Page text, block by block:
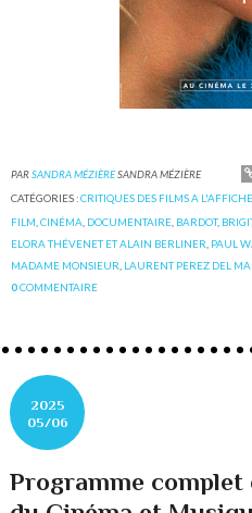
PARSANDRA MÉZIÈRESANDRA MÉZIÈRE
CATÉGORIES :CRITIQUES DES FILMS A
FILM ,CINÉMA DOCUMENTAIRE BARDOT,
ELORA THÉVENET ET ALAIN BERLINER PAUL
MADAME MONSIEUR LAURENT PEREZ DEL
0COMMENTAIRE
2025
05/06
Programme complet